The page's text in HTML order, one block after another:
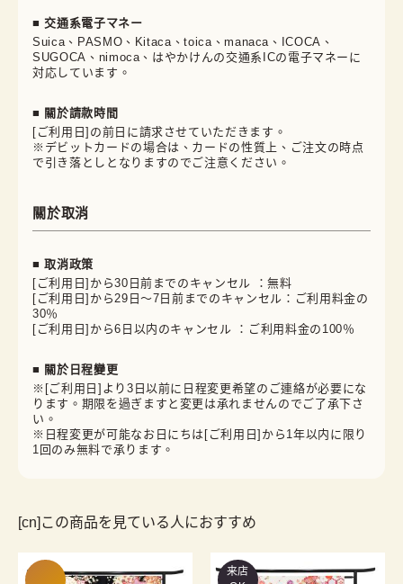
■ 交通系電子マネー
Suica、PASMO、Kitaca、toica、manaca、ICOCA、
SUGOCA、nimoca、はやかけんの交通系ICの電子マネーに
対応しています。
■ 關於請款時間
[ご利用日]の前日に請求させていただきます。
※デビットカードの場合は、カードの性質上、ご注文の時点
で引き落としとなりますのでご注意ください。
關於取消
■ 取消政策
[ご利用日]から30日前までのキャンセル ：無料
[ご利用日]から29日～7日前までのキャンセル：ご利用料金の
30％
[ご利用日]から6日以内のキャンセル ：ご利用料金の100％
■ 關於日程變更
※[ご利用日]より3日以前に日程変更希望のご連絡が必要にな
ります。期限を過ぎますと変更は承れませんのでご了承下さ
い。
※日程変更が可能なお日にちは[ご利用日]から1年以内に限り
1回のみ無料で承ります。
[cn]この商品を見ている人におすすめ
来店